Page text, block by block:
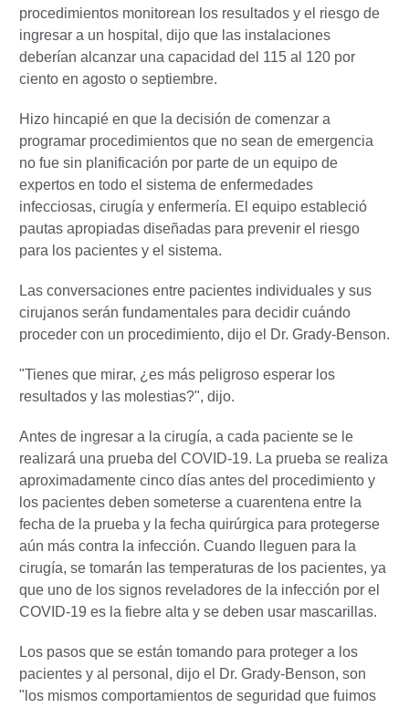
procedimientos monitorean los resultados y el riesgo de
ingresar a un hospital, dijo que las instalaciones
deberían alcanzar una capacidad del 115 al 120 por
ciento en agosto o septiembre.
Hizo hincapié en que la decisión de comenzar a
programar procedimientos que no sean de emergencia
no fue sin planificación por parte de un equipo de
expertos en todo el sistema de enfermedades
infecciosas, cirugía y enfermería. El equipo estableció
pautas apropiadas diseñadas para prevenir el riesgo
para los pacientes y el sistema.
Las conversaciones entre pacientes individuales y sus
cirujanos serán fundamentales para decidir cuándo
proceder con un procedimiento, dijo el Dr. Grady-Benson.
"Tienes que mirar, ¿es más peligroso esperar los
resultados y las molestias?", dijo.
Antes de ingresar a la cirugía, a cada paciente se le
realizará una prueba del COVID-19. La prueba se realiza
aproximadamente cinco días antes del procedimiento y
los pacientes deben someterse a cuarentena entre la
fecha de la prueba y la fecha quirúrgica para protegerse
aún más contra la infección. Cuando lleguen para la
cirugía, se tomarán las temperaturas de los pacientes, ya
que uno de los signos reveladores de la infección por el
COVID-19 es la fiebre alta y se deben usar mascarillas.
Los pasos que se están tomando para proteger a los
pacientes y al personal, dijo el Dr. Grady-Benson, son
"los mismos comportamientos de seguridad que fuimos